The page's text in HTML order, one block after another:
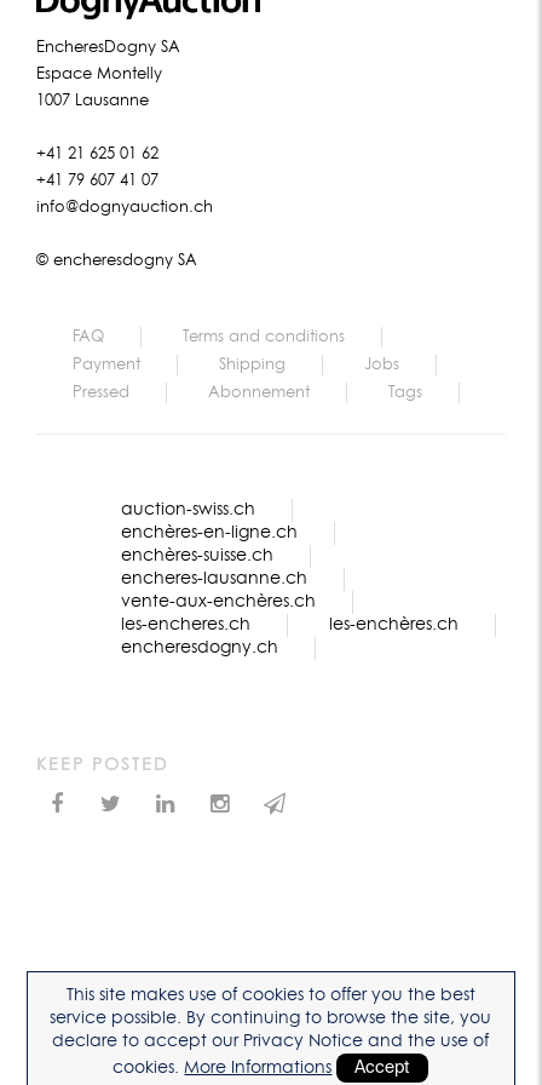
EncheresDogny SA
Espace Montelly
1007 Lausanne
+41 21 625 01 62
+41 79 607 41 07
info@dognyauction.ch
© encheresdogny SA
FAQ
Terms and conditions
Payment
Shipping
Jobs
Pressed
Abonnement Tags
auction-swiss.ch
enchères-en-ligne.ch
enchères-suisse.ch
encheres-lausanne.ch
vente-aux-enchères.ch
les-encheres.ch
les-enchères.ch
encheresdogny.ch
KEEP POSTED
This site makes use of cookies to offer you the best
service possible. By continuing to browse the site, you
declare to accept our Privacy Notice and the use of
cookies.More Informations Accept